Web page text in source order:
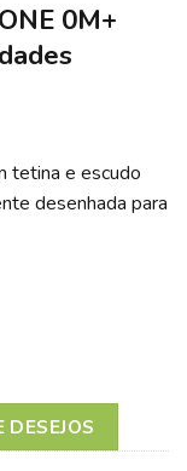
0M+
tetina e escudo
desenhada para
0M+ ROSA